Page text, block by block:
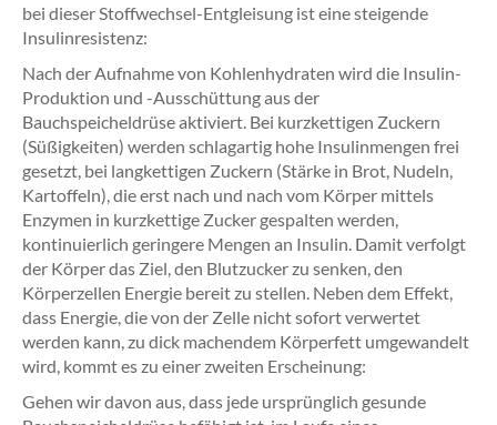
bei dieser Stoffwechsel-Entgleisung ist eine steigende
Insulinresistenz:
Nach der Aufnahme von Kohlenhydraten wird die Insulin-
Produktion und -Ausschüttung aus der
Bauchspeicheldrüse aktiviert. Bei kurzkettigen Zuckern
(Süßigkeiten) werden schlagartig hohe Insulinmengen frei
gesetzt, bei langkettigen Zuckern (Stärke in Brot, Nudeln,
Kartoffeln), die erst nach und nach vom Körper mittels
Enzymen in kurzkettige Zucker gespalten werden,
kontinuierlich geringere Mengen an Insulin. Damit verfolgt
der Körper das Ziel, den Blutzucker zu senken, den
Körperzellen Energie bereit zu stellen. Neben dem Effekt,
dass Energie, die von der Zelle nicht sofort verwertet
werden kann, zu dick machendem Körperfett umgewandelt
wird, kommt es zu einer zweiten Erscheinung:
Gehen wir davon aus, dass jede ursprünglich gesunde